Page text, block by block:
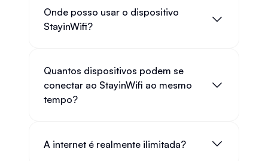
Onde posso usar o dispositivo
StayinWifi?
Quantos dispositivos podem se
conectar ao StayinWifi ao mesmo
tempo?
A internet é realmente ilimitada?